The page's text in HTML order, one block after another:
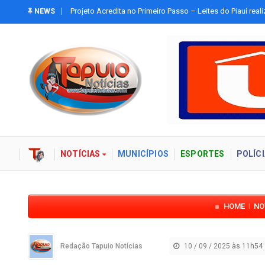
NEWS
Confira a programação do Festejo Religioso de
Assunção
NOTÍCIAS MUNICÍPIOS ESPORTES
HOME
Redação Tapuio Notícias 10 / 09 / 2025 às 11h54